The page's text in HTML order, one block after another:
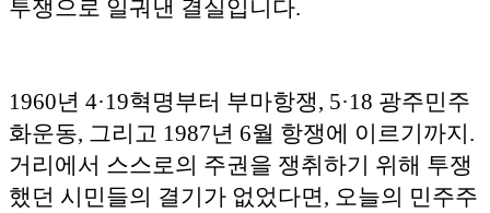
투쟁으로 일궈낸 결실입니다.
1960년 4·19혁명부터 부마항쟁, 5·18 광주민주
화운동, 그리고 1987년 6월 항쟁에 이르기까지.
거리에서 스스로의 주권을 쟁취하기 위해 투쟁
했던 시민들의 결기가 없었다면, 오늘의 민주주